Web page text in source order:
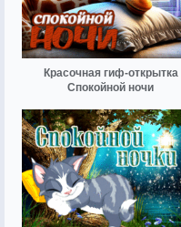
Красочная гиф-открытка
Спокойной ночи